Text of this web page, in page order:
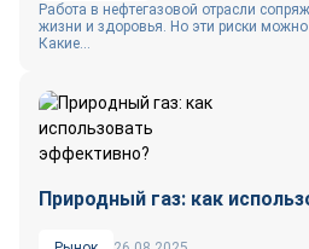
Работа в нефтегазовой отрасли
жизни и здоровья. Но эти риски
Какие...
Природный газ: как